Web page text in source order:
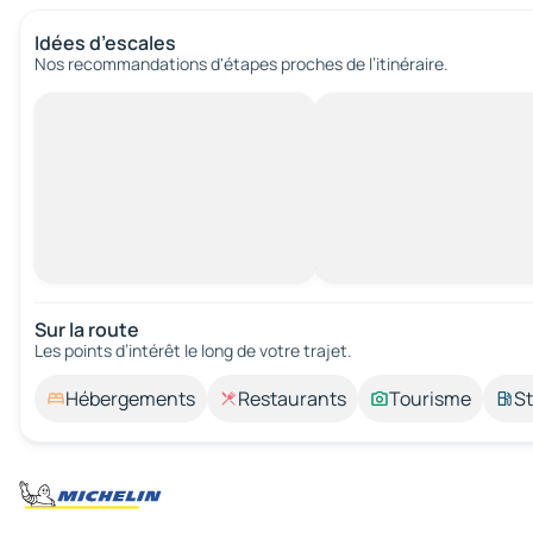
Idées d’escales
Nos recommandations d'étapes proches de l’itinéraire.
Sur la route
Les points d’intérêt le long de votre trajet.
Hébergements Restaurants Tourisme